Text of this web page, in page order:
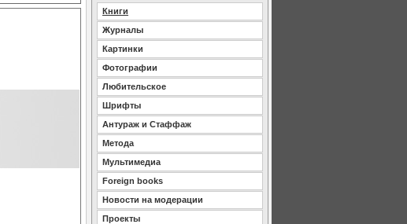
Книги
Журналы
Картинки
Фотографии
Любительское
Шрифты
Антураж и Стаффаж
Метода
Мультимедиа
Foreign books
Новости на модерации
Проекты